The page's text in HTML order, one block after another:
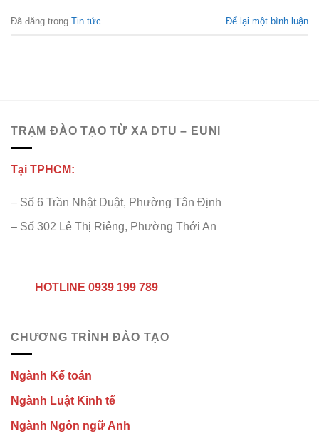
Đã đăng trong Tin tức Để lại một bình luận
TRẠM ĐÀO TẠO TỪ XA DTU – EUNI
Tại TPHCM:
– Số 6 Trần Nhật Duật, Phường Tân Định
– Số 302 Lê Thị Riêng, Phường Thới An
HOTLINE 0939 199 789
CHƯƠNG TRÌNH ĐÀO TẠO
Ngành Kế toán
Ngành Luật Kinh tế
Ngành Ngôn ngữ Anh